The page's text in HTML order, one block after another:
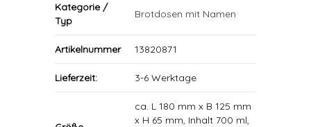
Kategorie /
Typ
Brotdosen mit Namen
Artikelnummer 13820871
Lieferzeit: 3-6 Werktage
ca. L 180 mm x B 125 mm
x H 65 mm, Inhalt 700 ml,